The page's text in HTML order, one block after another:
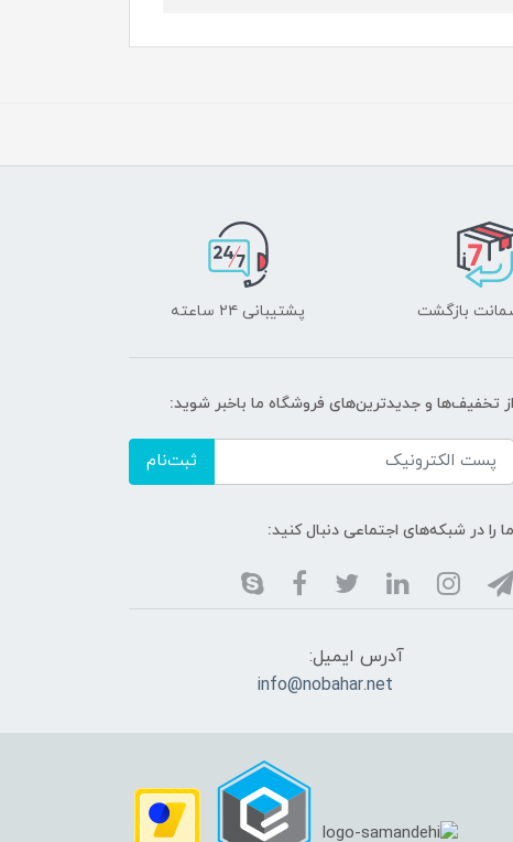
پشتیبانی ۲۴ ساعته
از تخفیف‌ها و جدیدترین‌های فروشگاه ما باخبر شوید:
ثبت‌نام
ما را در شبکه‌های اجتماعی دنبال کنید:
آدرس ایمیل:
info@nobahar.net